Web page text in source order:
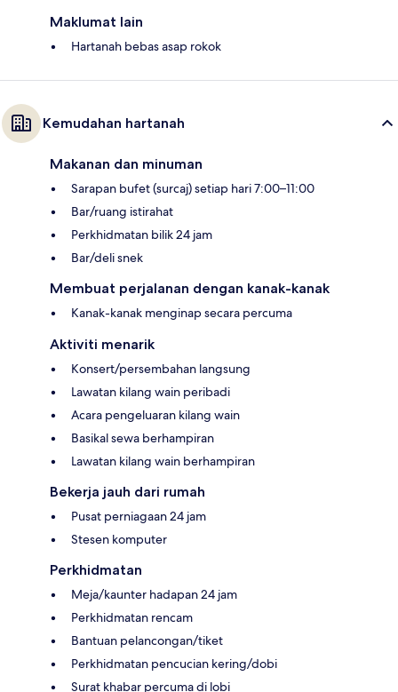
Maklumat lain
Hartanah bebas asap rokok
Kemudahan hartanah
Makanan dan minuman
Sarapan bufet (surcaj) setiap hari 7:00–11:00
Bar/ruang istirahat
Perkhidmatan bilik 24 jam
Bar/deli snek
Membuat perjalanan dengan kanak-kanak
Kanak-kanak menginap secara percuma
Aktiviti menarik
Konsert/persembahan langsung
Lawatan kilang wain peribadi
Acara pengeluaran kilang wain
Basikal sewa berhampiran
Lawatan kilang wain berhampiran
Bekerja jauh dari rumah
Pusat perniagaan 24 jam
Stesen komputer
Perkhidmatan
Meja/kaunter hadapan 24 jam
Perkhidmatan rencam
Bantuan pelancongan/tiket
Perkhidmatan pencucian kering/dobi
Surat khabar percuma di lobi